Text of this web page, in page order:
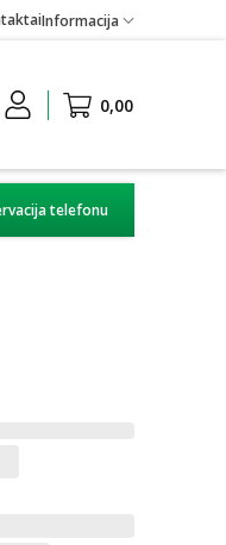
Informacija
0,00
telefonu